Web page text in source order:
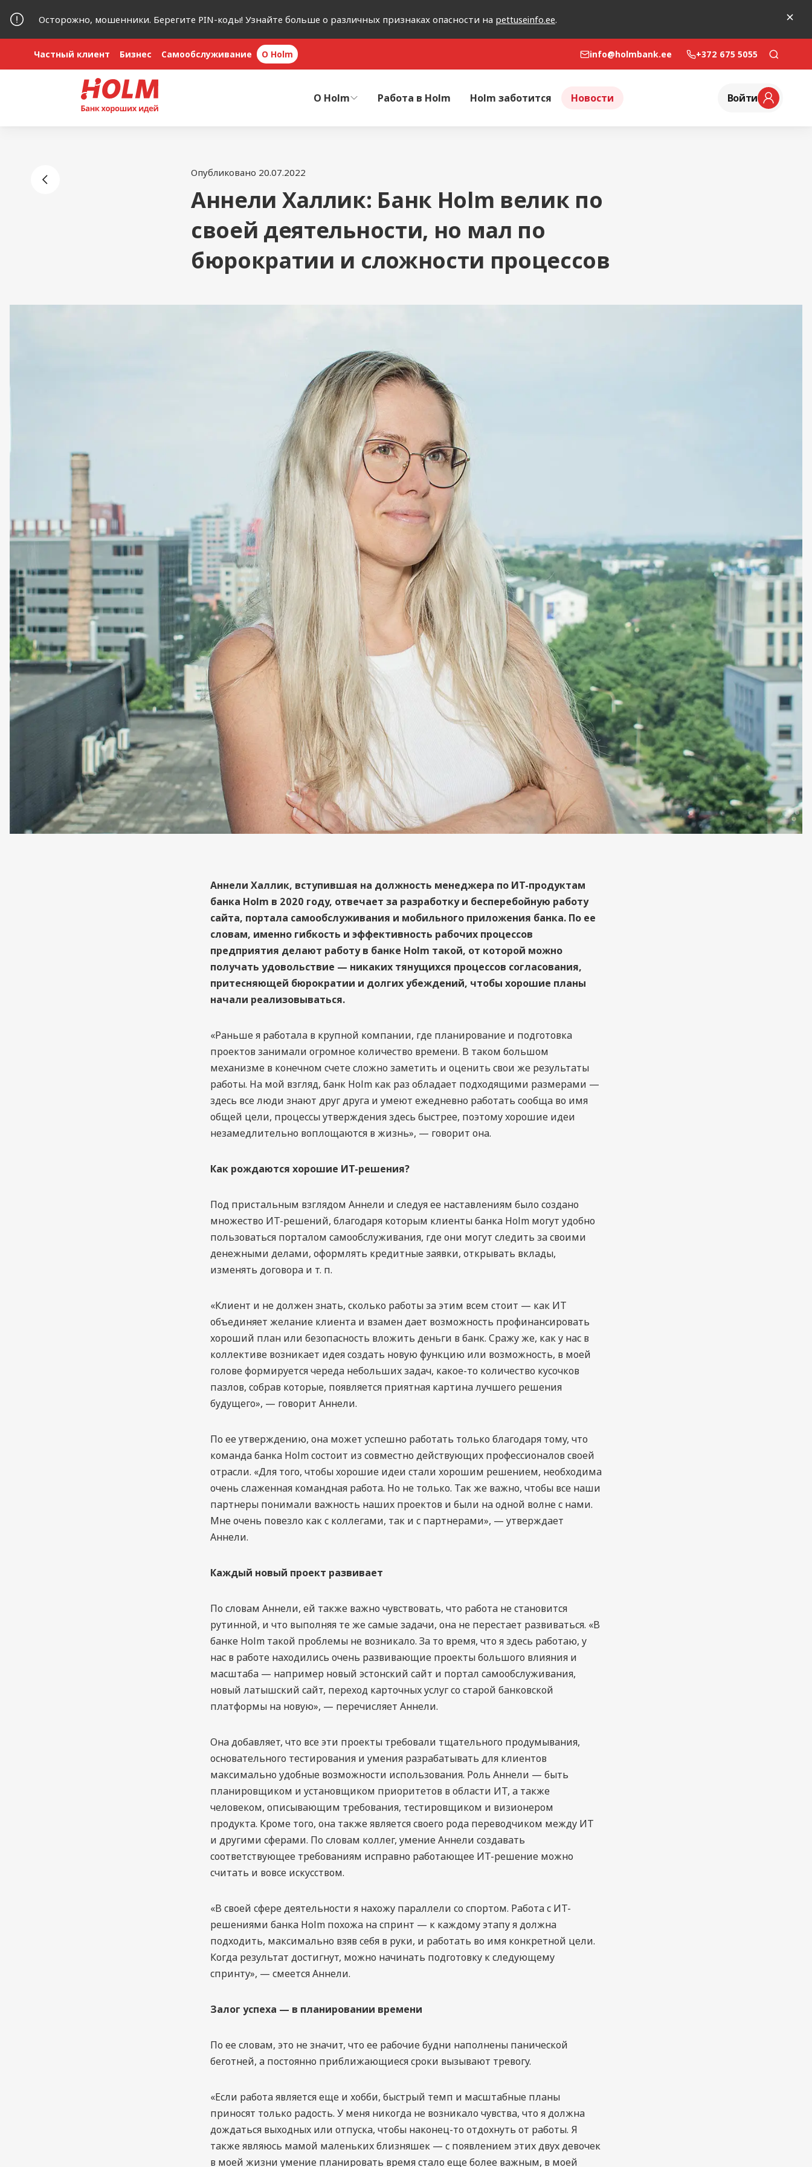
Осторожно, мошенники. Берегите PIN-коды! Узнайте больше о различных признаках опасности на pettuseinfo.ee.
Частный клиент Бизнес Самообслуживание O Holm info@holmbank.ee +372 675 5055
O Holm Работа в Holm Holm заботится Новости Войти
Опубликовано 20.07.2022
Аннели Халлик: Банк Holm велик по
своей деятельности, но мал по
бюрократии и сложности процессов
Аннели Халлик, вступившая на должность менеджера по ИТ-продуктам
банка Holm в 2020 году, отвечает за разработку и бесперебойную работу
сайта, портала самообслуживания и мобильного приложения банка. По ее
словам, именно гибкость и эффективность рабочих процессов
предприятия делают работу в банке Holm такой, от которой можно
получать удовольствие — никаких тянущихся процессов согласования,
притесняющей бюрократии и долгих убеждений, чтобы хорошие планы
начали реализовываться.
«Раньше я работала в крупной компании, где планирование и подготовка
проектов занимали огромное количество времени. В таком большом
механизме в конечном счете сложно заметить и оценить свои же результаты
работы. На мой взгляд, банк Holm как раз обладает подходящими размерами —
здесь все люди знают друг друга и умеют ежедневно работать сообща во имя
общей цели, процессы утверждения здесь быстрее, поэтому хорошие идеи
незамедлительно воплощаются в жизнь», — говорит она.
Как рождаются хорошие ИТ-решения?
Под пристальным взглядом Аннели и следуя ее наставлениям было создано
множество ИТ-решений, благодаря которым клиенты банка Holm могут удобно
пользоваться порталом самообслуживания, где они могут следить за своими
денежными делами, оформлять кредитные заявки, открывать вклады,
изменять договора и т. п.
«Клиент и не должен знать, сколько работы за этим всем стоит — как ИТ
объединяет желание клиента и взамен дает возможность профинансировать
хороший план или безопасность вложить деньги в банк. Сражу же, как у нас в
коллективе возникает идея создать новую функцию или возможность, в моей
голове формируется череда небольших задач, какое-то количество кусочков
пазлов, собрав которые, появляется приятная картина лучшего решения
будущего», — говорит Аннели.
По ее утверждению, она может успешно работать только благодаря тому, что
команда банка Holm состоит из совместно действующих профессионалов своей
отрасли. «Для того, чтобы хорошие идеи стали хорошим решением, необходима
очень слаженная командная работа. Но не только. Так же важно, чтобы все наши
партнеры понимали важность наших проектов и были на одной волне с нами.
Мне очень повезло как с коллегами, так и с партнерами», — утверждает
Аннели.
Каждый новый проект развивает
По словам Аннели, ей также важно чувствовать, что работа не становится
рутинной, и что выполняя те же самые задачи, она не перестает развиваться. «В
банке Holm такой проблемы не возникало. За то время, что я здесь работаю, у
нас в работе находились очень развивающие проекты большого влияния и
масштаба — например новый эстонский сайт и портал самообслуживания,
новый латышский сайт, переход карточных услуг со старой банковской
платформы на новую», — перечисляет Аннели.
Она добавляет, что все эти проекты требовали тщательного продумывания,
основательного тестирования и умения разрабатывать для клиентов
максимально удобные возможности использования. Роль Аннели — быть
планировщиком и установщиком приоритетов в области ИТ, а также
человеком, описывающим требования, тестировщиком и визионером
продукта. Кроме того, она также является своего рода переводчиком между ИТ
и другими сферами. По словам коллег, умение Аннели создавать
соответствующее требованиям исправно работающее ИТ-решение можно
считать и вовсе искусством.
«В своей сфере деятельности я нахожу параллели со спортом. Работа с ИТ-
решениями банка Holm похожа на спринт — к каждому этапу я должна
подходить, максимально взяв себя в руки, и работать во имя конкретной цели.
Когда результат достигнут, можно начинать подготовку к следующему
спринту», — смеется Аннели.
Залог успеха — в планировании времени
По ее словам, это не значит, что ее рабочие будни наполнены панической
беготней, а постоянно приближающиеся сроки вызывают тревогу.
«Если работа является еще и хобби, быстрый темп и масштабные планы
приносят только радость. У меня никогда не возникало чувства, что я должна
дождаться выходных или отпуска, чтобы наконец-то отдохнуть от работы. Я
также являюсь мамой маленьких близняшек — с появлением этих двух девочек
в моей жизни умение планировать время стало еще более важным, в моей